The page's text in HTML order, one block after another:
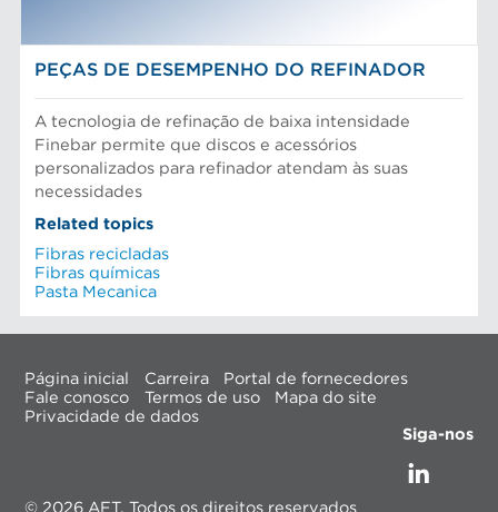
PEÇAS DE DESEMPENHO DO REFINADOR
A tecnologia de refinação de baixa intensidade
Finebar permite que discos e acessórios
personalizados para refinador atendam às suas
necessidades
Related topics
Fibras recicladas
Fibras químicas
Pasta Mecanica
Página inicial Carreira
Portal de fornecedores
Fale conosco
Termos de uso
Mapa do site
Privacidade de dados
Siga-nos
© 2026 AFT, Todos os direitos reservados